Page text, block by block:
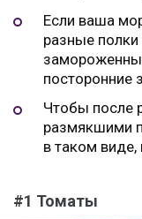
Если ваша
разные
посторонние
Чтобы после
размякшими
в таком виде,
#1 Томаты